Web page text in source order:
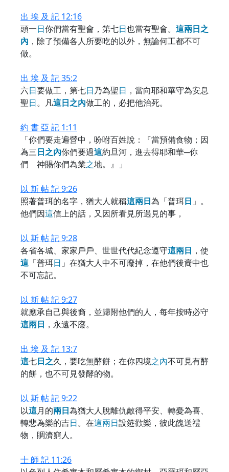
出 埃 及 記 12:16
頭一日你們當有聖會，第七日也當有聖會。 這兩日之
內 ，除了預備各人所要吃的以外，無論何工都不可
做。
出 埃 及 記 35:2
六日要做工，第七日乃為聖日 ，當向耶和華守為安息
聖日。凡這日之內做工的，必把他治死。
約 書 亞 記 1:11
「你們要走遍營中，吩咐百姓說：『當預備食物；因
為三日之內你們要過這約旦河，進去得耶和華─你
們 神賜你們為業之地。』」
以 斯 帖 記 9:26
照著普珥的名字，猶大人就稱這兩日為「普珥日 」。
他們因這信上的話，又因所看見所遇見的事，
以 斯 帖 記 9:28
各省各城、家家戶戶、世世代代紀念遵守這兩日 ，使
這 「普珥日 」在猶大人中不可廢掉，在他們後裔中也
不可忘記。
以 斯 帖 記 9:27
就應承自己與後裔，並歸附他們的人，每年按時必守
這兩日 ，永遠不廢。
出 埃 及 記 13:7
這七日之久，要吃無酵餅；在你四境之內不可見有酵
的餅，也不可見發酵的物。
以 斯 帖 記 9:22
以這月的兩日為猶大人脫離仇敵得平安、轉憂為喜、
轉悲為樂的吉日。在這兩日設筵歡樂，彼此餽送禮
物，賙濟窮人。
士 師 記 11:26